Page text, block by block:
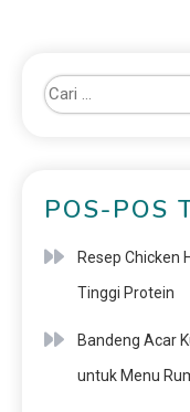
POS-POS
Resep Chicken
Tinggi Protein
Bandeng Acar
untuk Menu